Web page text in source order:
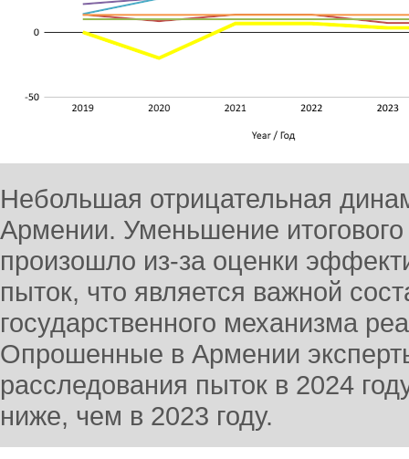
Небольшая отрицательная
Армении. Уменьшение
произошло из-за оценки
пыток, что является важной
государственного механизма
Опрошенные в Армении
расследования пыток в 2024
ниже, чем в 2023 году.